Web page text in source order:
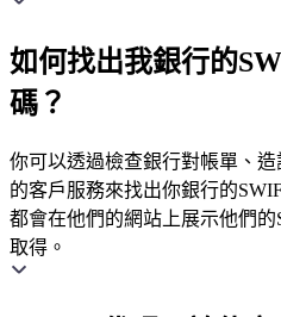
如何找出我銀行的
碼？
你可以透過檢查銀行對帳單、
的客戶服務來找出你銀行的
都會在他們的網站上展示他們
取得。